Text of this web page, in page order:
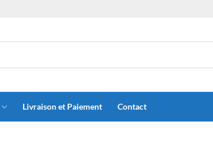
Livraison et Paiement Contact